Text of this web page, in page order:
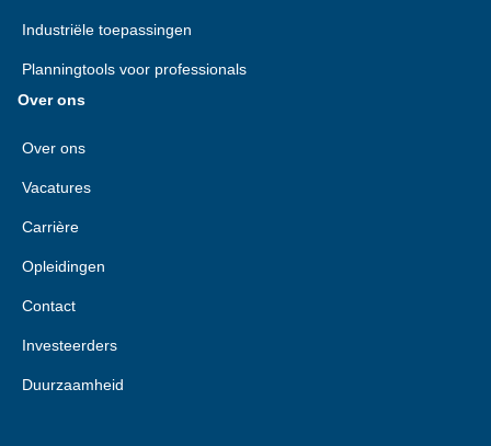
Industriële toepassingen
Planningtools voor professionals
Over ons
Over ons
Vacatures
Carrière
Opleidingen
Contact
Investeerders
Duurzaamheid